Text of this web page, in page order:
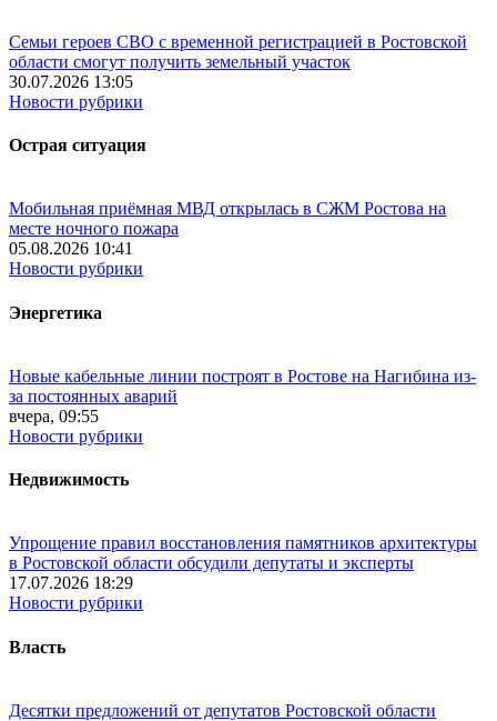
Семьи героев СВО с временной регистрацией в Ростовской
области смогут получить земельный участок
30.07.2026 13:05
Новости рубрики
Острая ситуация
Мобильная приёмная МВД открылась в СЖМ Ростова на
месте ночного пожара
05.08.2026 10:41
Новости рубрики
Энергетика
Новые кабельные линии построят в Ростове на Нагибина из-
за постоянных аварий
вчера, 09:55
Новости рубрики
Недвижимость
Упрощение правил восстановления памятников архитектуры
в Ростовской области обсудили депутаты и эксперты
17.07.2026 18:29
Новости рубрики
Власть
Десятки предложений от депутатов Ростовской области